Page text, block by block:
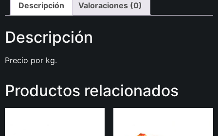
Descripción Valoraciones (0)
Descripción
Precio por kg.
Productos relacionados